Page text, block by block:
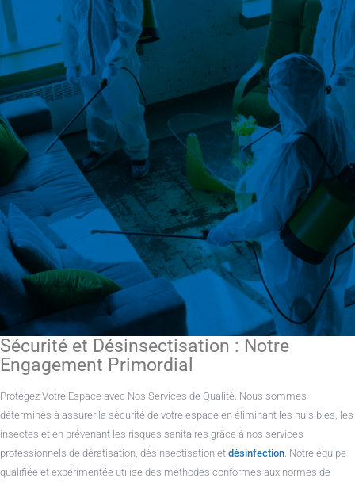
Sécurité et Désinsectisation : Notre
Engagement Primordial
Protégez Votre Espace avec Nos Services de Qualité. Nous sommes
déterminés à assurer la sécurité de votre espace en éliminant les nuisibles, les
insectes et en prévenant les risques sanitaires grâce à nos services
professionnels de dératisation, désinsectisation et désinfection. Notre équipe
qualifiée et expérimentée utilise des méthodes conformes aux normes de